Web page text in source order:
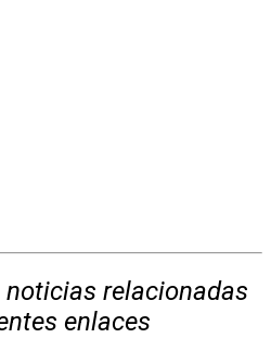
noticias relacionadas
enlaces